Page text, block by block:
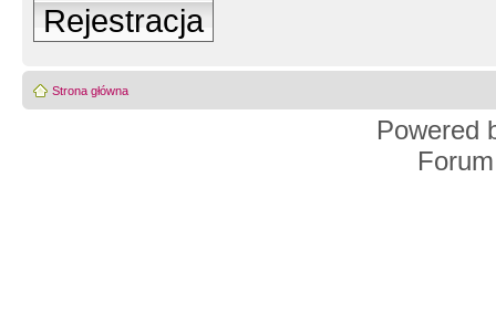
Rejestracja
Strona główna
Powered